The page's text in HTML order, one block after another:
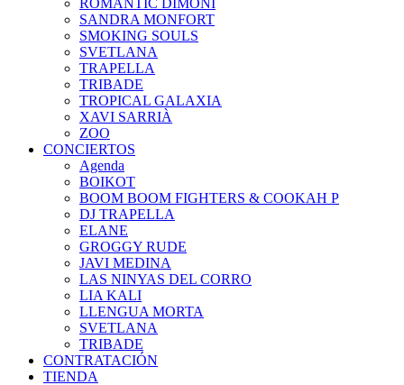
ROMÀNTIC DIMONI
SANDRA MONFORT
SMOKING SOULS
SVETLANA
TRAPELLA
TRIBADE
TROPICAL GALAXIA
XAVI SARRIÀ
ZOO
CONCIERTOS
Agenda
BOIKOT
BOOM BOOM FIGHTERS & COOKAH P
DJ TRAPELLA
ELANE
GROGGY RUDE
JAVI MEDINA
LAS NINYAS DEL CORRO
LIA KALI
LLENGUA MORTA
SVETLANA
TRIBADE
CONTRATACIÓN
TIENDA